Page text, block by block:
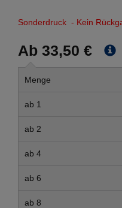
Sonderdruck - Kein
Ab 33,50 €
Menge
ab 1
ab 2
ab 4
ab 6
ab 8